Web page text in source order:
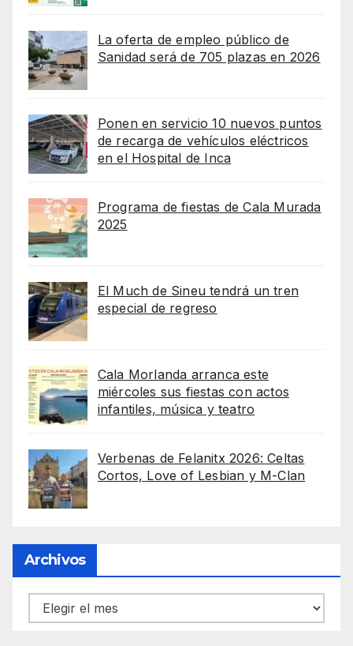
La oferta de empleo público de
Sanidad será de 705 plazas en 2026
Ponen en servicio 10 nuevos puntos
de recarga de vehículos eléctricos
en el Hospital de Inca
Programa de fiestas de Cala Murada
2025
El Much de Sineu tendrá un tren
especial de regreso
Cala Morlanda arranca este
miércoles sus fiestas con actos
infantiles, música y teatro
Verbenas de Felanitx 2026: Celtas
Cortos, Love of Lesbian y M-Clan
Archivos
Archivos